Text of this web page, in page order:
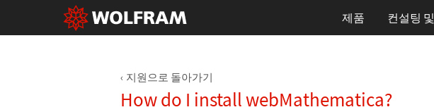
제품 컨설팅
지원으로 돌아가기
How do I install webMathematica?